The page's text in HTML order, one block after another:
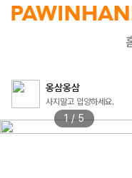
옹삼옹삼
사지말고 입양하세요.
1 / 5